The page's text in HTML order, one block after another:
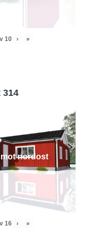
10 › »
314
mot nordost
16 › »